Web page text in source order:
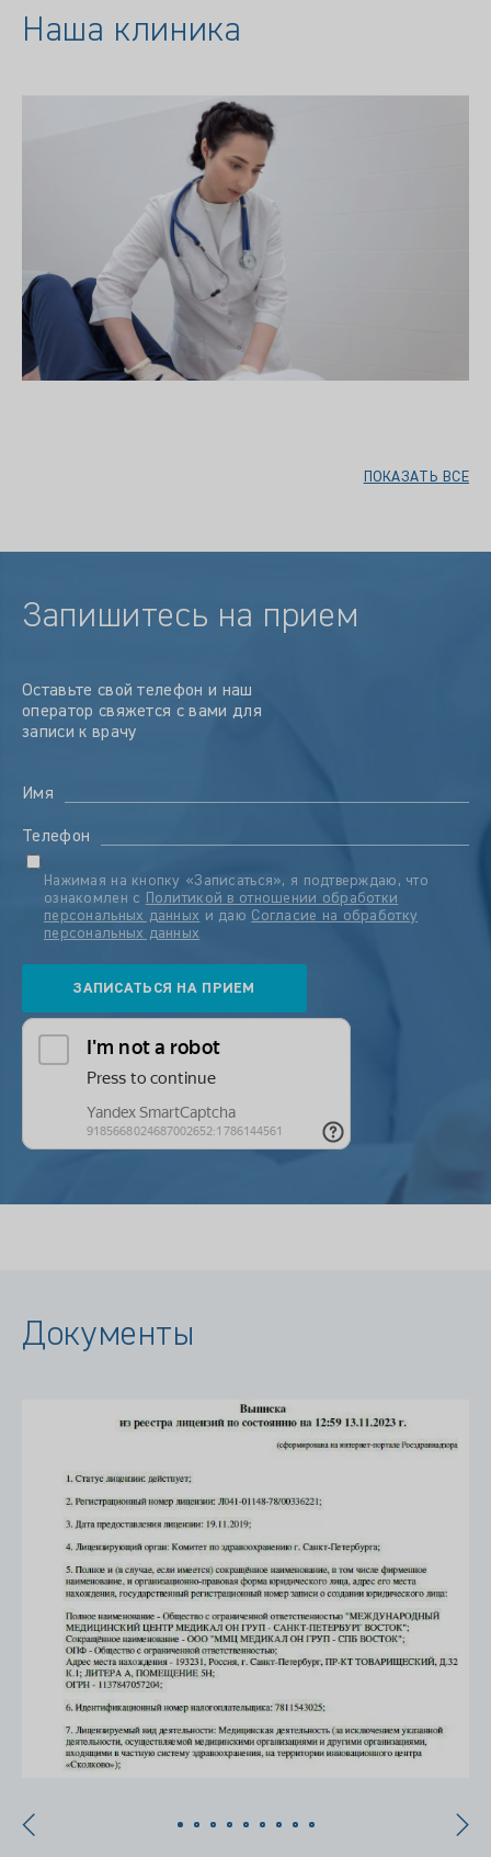
Наша клиника
ПОКАЗАТЬ ВСЕ
Запишитесь на прием
Оставьте свой телефон и наш
оператор свяжется с вами для
записи к врачу
Имя
Телефон
Нажимая на кнопку «Записаться», я подтверждаю, что
ознакомлен с
Политикой в отношении обработки
персональных данных и даю Согласие на обработку
персональных данных
Документы